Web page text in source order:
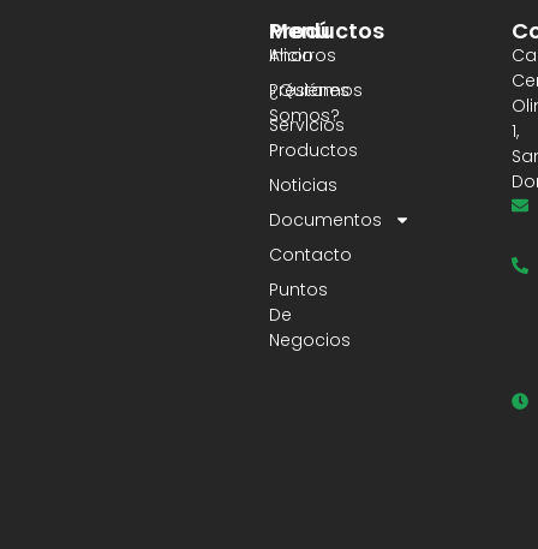
Productos
Ahorros
Préstamos
Servicios
Menú
Inicio
¿Quiénes
Somos?
Productos
Noticias
Documentos
Contacto
Puntos
De
Negocios
1,